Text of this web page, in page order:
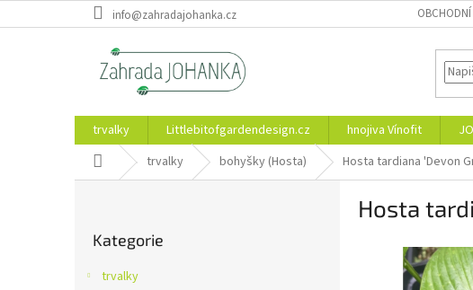
na
info@zahradajohanka.cz
trvalky Littlebitofgardendesign.cz hnojiva Vínofit
Domů trvalky bohyšky (Hosta) Hosta tardiana 'Devon
kategorie
Kategorie
trvalky
Hosta